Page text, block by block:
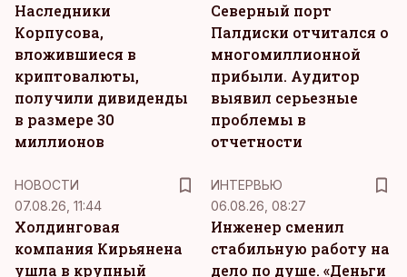
Наследники
Корпусова,
вложившиеся в
криптовалюты,
получили дивиденды
в размере 30
миллионов
Северный порт
Палдиски отчитался о
многомиллионной
прибыли. Аудитор
выявил серьезные
проблемы в
отчетности
НОВОСТИ
07.08.26, 11:44
Холдинговая
компания Кирьянена
ушла в крупный
ИНТЕРВЬЮ
06.08.26, 08:27
Инженер сменил
стабильную работу на
дело по душе. «Деньги